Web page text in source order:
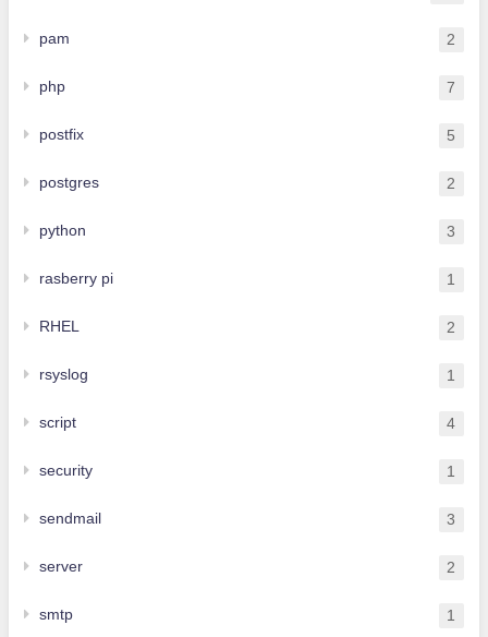
pam 2
php 7
postfix 5
postgres 2
python 3
rasberry pi 1
RHEL 2
rsyslog 1
script 4
security 1
sendmail 3
server 2
smtp 1